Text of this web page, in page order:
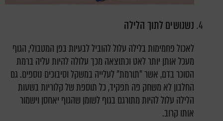
נשנושים לתוך הלילה
לאכול פחמימות בלילה עלול להוביל לבעיות בפן המטבולי, הגוף
מעכל אותן יותר לאט וכתוצאה מכך עלולה להיות עליה ברמת
הסוכר בדם, אשר "תורמת" לעלייה במשקל וסיבוכים נוספים. גם
החלבון לא משחק פה תפקיד, כל תוספת של קלוריות בשעות
הלילה עלול להיות מתורגם בגוף לשומן שהגוף יאחסן וישמור
אותו קרוב.